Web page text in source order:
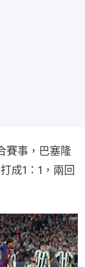
賽事，巴塞隆
成1：1，兩回